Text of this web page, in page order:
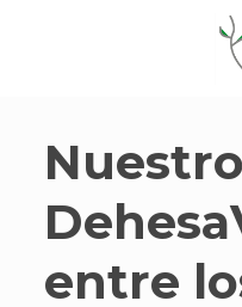
entre